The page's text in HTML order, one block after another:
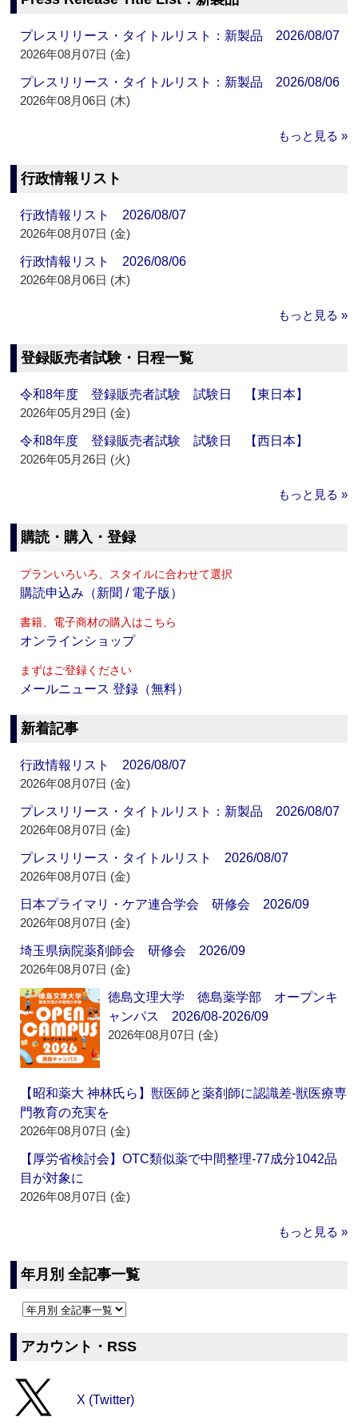
プレスリリース・タイトルリスト：新製品 2026/08/07
2026年08月07日 (金)
プレスリリース・タイトルリスト：新製品 2026/08/06
2026年08月06日 (木)
もっと見る »
行政情報リスト
行政情報リスト 2026/08/07
2026年08月07日 (金)
行政情報リスト 2026/08/06
2026年08月06日 (木)
もっと見る »
登録販売者試験・日程一覧
令和8年度 登録販売者試験 試験日 【東日本】
2026年05月29日 (金)
令和8年度 登録販売者試験 試験日 【西日本】
2026年05月26日 (火)
もっと見る »
購読・購入・登録
プランいろいろ、スタイルに合わせて選択
購読申込み（新聞 / 電子版）
書籍、電子商材の購入はこちら
オンラインショップ
まずはご登録ください
メールニュース 登録（無料）
新着記事
行政情報リスト 2026/08/07
2026年08月07日 (金)
プレスリリース・タイトルリスト：新製品 2026/08/07
2026年08月07日 (金)
プレスリリース・タイトルリスト 2026/08/07
2026年08月07日 (金)
日本プライマリ・ケア連合学会 研修会 2026/09
2026年08月07日 (金)
埼玉県病院薬剤師会 研修会 2026/09
2026年08月07日 (金)
徳島文理大学 徳島薬学部 オープンキ
ャンパス 2026/08-2026/09
2026年08月07日 (金)
【昭和薬大 神林氏ら】獣医師と薬剤師に認識差‐獣医療専
門教育の充実を
2026年08月07日 (金)
【厚労省検討会】OTC類似薬で中間整理‐77成分1042品
目が対象に
2026年08月07日 (金)
もっと見る »
年月別 全記事一覧
アカウント・RSS
X (Twitter)